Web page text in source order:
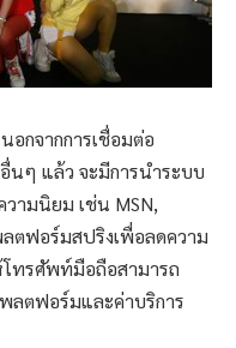
กจากการเชื่อมต่อ
ๆ แล้ว จะมีการนำระบบ
ามนิยม เช่น MSN,
ตฟอร์มสปริงเพื่อลดความ
โทรศัพท์มือถือสามารถ
ตฟอร์มและค่าบริการ